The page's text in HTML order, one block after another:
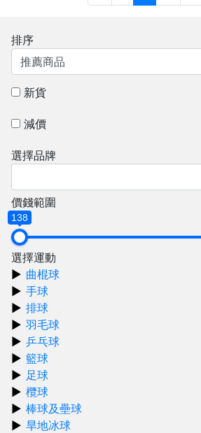
排序
新貨
減價
選擇品牌
價錢範圍
138
選擇運動
曲棍球
手球
排球
羽毛球
乒乓球
籃球
足球
欖球
棒球及壘球
旱地冰球